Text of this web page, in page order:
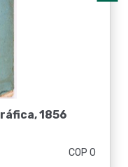
1856
COP 0